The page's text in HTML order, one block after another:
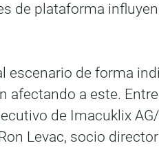
de plataforma
escenario de forma
afectando a este.
de Imacuklix
Levac, socio